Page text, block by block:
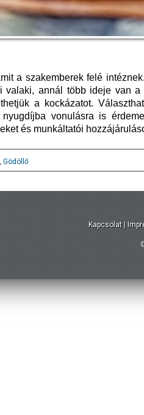
a szakemberek felé
valaki, annál több ideje van
a kockázatot.
vonulásra is
és munkáltatói
, Gödöllő
Kapcsolat |